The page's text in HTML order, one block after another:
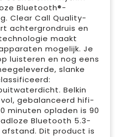
Bluetooth®-
Clear Call Quality-
achtergrondruis en
maakt
mogelijk. Je
luisteren en nog eens
slanke
Belkin
gebalanceerd hifi-
minuten opladen is 90
Bluetooth 5.3-
Dit product is